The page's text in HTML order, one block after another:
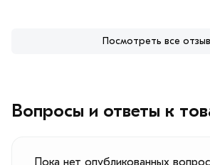
Посмотреть все
Вопросы и ответы к
Пока нет опубликованных